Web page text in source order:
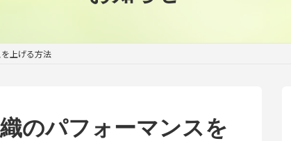
上げる方法
のパフォーマンスを